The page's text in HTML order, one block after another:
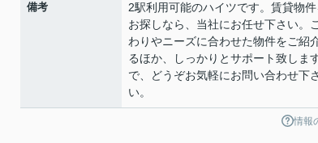
備考
2駅利用可能のハイツです。賃貸物
お探しなら、当社にお任せ下さい。
わりやニーズに合わせた物件をご紹
るほか、しっかりとサポート致しま
で、どうぞお気軽にお問い合わせ下
い。
情報